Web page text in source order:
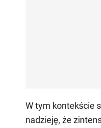
W tym kontekście
nadzieję, że